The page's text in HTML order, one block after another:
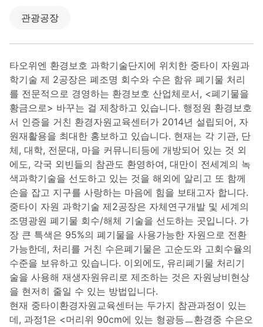
관광공장
타오위엔 환경보호 과학기술단지에 위치한 중타이 자원과
학기술 제 2공장은 폐조명 회수와 수은 함유 폐기물 처리
를 전문적으로 경영하는 환경보호 산업체로서, <폐기물을
황금으로> 바꾸는 걸 제창하고 있습니다. 행정원 환경보호
서 인증을 거친 환경자원교육센터가 2014년 설립되어, 자
원재활용을 최대한 홍보하고 있습니다. 현재는 각 기관, 단
체, 대학, 전문대, 마을 커뮤니티등에 개방되어 있는 것 외
에도, 각국 외빈들의 참관도 환영하여, 대만이 전세계의 녹
색과학기술을 선도하고 있는 것을 해외에 알리고 또 함께
손을 잡고 지구를 사랑하는 마음에 힘을 보태고자 합니다.
중타이 자원 과학기술 제2공장은 자체연구개발 및 세계의
조명광원 폐기물 회수/해체 기술을 선도하는 곳입니다. 가
장 큰 특색은 95%의 폐기물을 사용가능한 자원으로 전환
가능한데, 처리를 거친 수은폐기물은 고순도와 고회수율의
수준을 보유하고 있습니다. 이외에도, 유리폐기물 처리기
술을 사용해 재생자원유리로 제조하는 것은 자원낭비현상
을 현저히 줄일 수 있는 방법입니다.
현재 중타이환경자원교육센터는 두가지 참관과정이 있는
데, 과정1은 <머리위 90cm에 있는 형광등ㅡ환경중 수은오